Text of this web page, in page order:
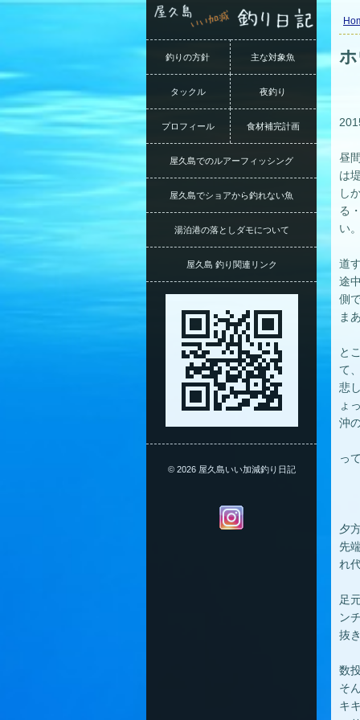
昼
は
し
る
い
道
途
側
ま
と
て
悲
ょ
沖
っ
夕
先
れ
足
ン
抜
数
そ
キ
釣りの方針 主な対象魚
タックル 夜釣り
プロフィール 食材補完計画
屋久島でのルアーフィッシング
屋久島でショアから釣れない魚
湯泊港の落としダモについて
屋久島 釣り関連リンク
© 2026 屋久島いい加減釣り日記